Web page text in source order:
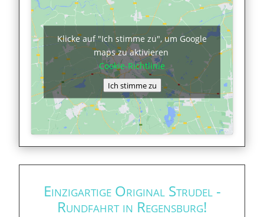
Klicke auf "Ich stimme zu", um Google
maps zu aktivieren
Cookie-Richtlinie
Ich stimme zu
Einzigartige Original Strudel -
Rundfahrt in Regensburg!